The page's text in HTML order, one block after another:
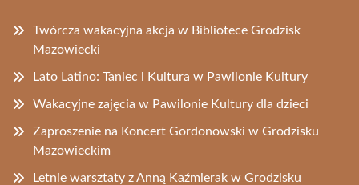
Twórcza wakacyjna akcja w Bibliotece Grodzisk
Mazowiecki
Lato Latino: Taniec i Kultura w Pawilonie Kultury
Wakacyjne zajęcia w Pawilonie Kultury dla dzieci
Zaproszenie na Koncert Gordonowski w Grodzisku
Mazowieckim
Letnie warsztaty z Anną Kaźmierak w Grodzisku